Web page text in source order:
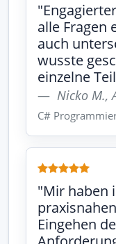
alle Fragen
auch
wusste
einzelne
Nicko M.,
C#
"Mir haben
Eingehen